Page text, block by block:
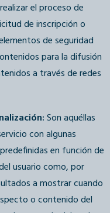
el proceso de
de inscripción o
de seguridad
para la difusión
a través de redes
Son aquéllas
con algunas
en función de
usuario como, por
a mostrar cuando
o contenido del